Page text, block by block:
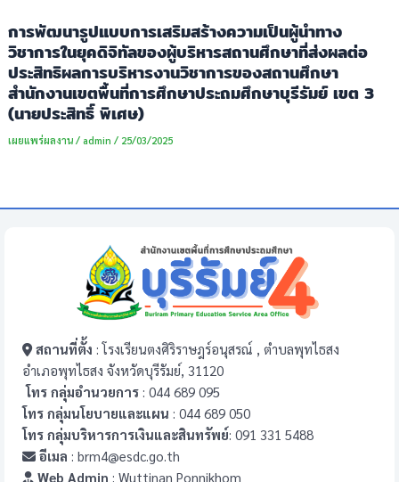
การพัฒนารูปแบบการเสริมสร้างความเป็นผู้นำทาง
วิชาการในยุคดิจิทัลของผู้บริหารสถานศึกษาที่ส่งผลต่อ
ประสิทธิผลการบริหารงานวิชาการของสถานศึกษา
สำนักงานเขตพื้นที่การศึกษาประถมศึกษาบุรีรัมย์ เขต 3
(นายประสิทธิ์ พิเศษ)
เผยแพร่ผลงาน/ admin / 25/03/2025
สถานที่ตั้ง : โรงเรียนตงศิริราษฎร์อนุสรณ์ , ตำบลพุทไธสง
อำเภอพุทไธสง จังหวัดบุรีรัมย์, 31120
โทร กลุ่มอำนวยการ : 044 689 095
โทร กลุ่มนโยบายและแผน : 044 689 050
โทร กลุ่มบริหารการเงินและสินทรัพย์: 091 331 5488
อีเมล : brm4@esdc.go.th
Web Admin : Wuttinan Ponnikhom